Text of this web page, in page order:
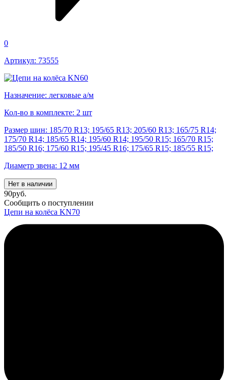
0
Артикул: 73555
Назначение: легковые а/м
Кол-во в комплекте: 2 шт
Размер шин: 185/70 R13; 195/65 R13; 205/60 R13; 165/75 R14;
175/70 R14; 185/65 R14; 195/60 R14; 195/50 R15; 165/70 R15;
185/50 R16; 175/60 R15; 195/45 R16; 175/65 R15; 185/55 R15;
Диаметр звена: 12 мм
Нет в наличии
90руб.
Сообщить о поступлении
Цепи на колёса KN70